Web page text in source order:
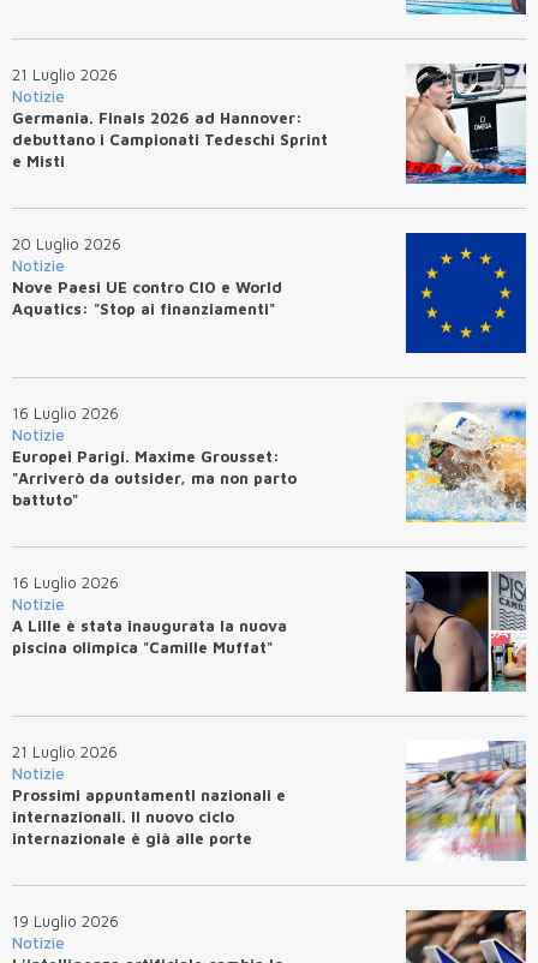
21 Luglio 2026
Notizie
Germania. Finals 2026 ad Hannover:
debuttano i Campionati Tedeschi Sprint
e Misti
20 Luglio 2026
Notizie
Nove Paesi UE contro CIO e World
Aquatics: "Stop ai finanziamenti"
16 Luglio 2026
Notizie
Europei Parigi. Maxime Grousset:
"Arriverò da outsider, ma non parto
battuto"
16 Luglio 2026
Notizie
A Lille è stata inaugurata la nuova
piscina olimpica "Camille Muffat"
21 Luglio 2026
Notizie
Prossimi appuntamentI nazionali e
internazionali. Il nuovo ciclo
internazionale è già alle porte
19 Luglio 2026
Notizie